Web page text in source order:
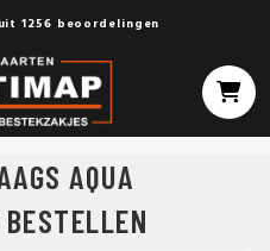
1256 beoordelingen
AQUA